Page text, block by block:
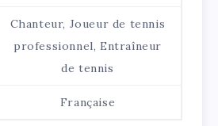
Chanteur, Joueur de tennis
professionnel, Entraîneur
de tennis
Française